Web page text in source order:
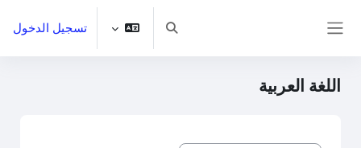
تبديل إدخال البحث تسجيل الدخول
اللغة العربية